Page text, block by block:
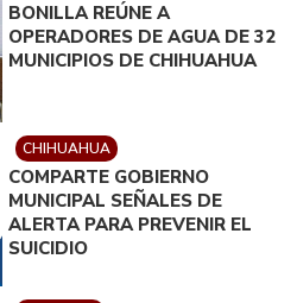
BONILLA REÚNE A
OPERADORES DE AGUA DE 32
MUNICIPIOS DE CHIHUAHUA
CHIHUAHUA
COMPARTE GOBIERNO
MUNICIPAL SEÑALES DE
ALERTA PARA PREVENIR EL
SUICIDIO